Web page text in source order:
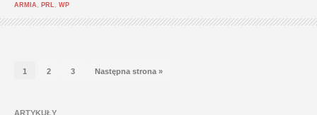
ARMIA
PRL WP
1 2 3 Następna strona »
ARTYKUŁY